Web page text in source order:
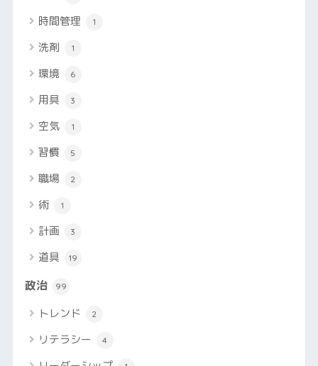
時間管理 1
洗剤 1
環境 6
用具 3
空気 1
習慣 5
職場 2
術 1
計画 3
道具 19
政治 99
トレンド 2
リテラシー 4